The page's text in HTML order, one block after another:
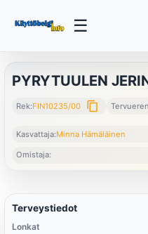
☰
PYRYTUULEN
Rek:FIN10235/00 content_copy Tervueren
Kasvattaja:Minna Hämäläinen
Omistaja:
Terveystiedot
Lonkat